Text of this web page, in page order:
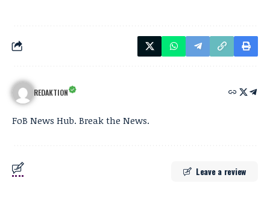
REDAKTION
FoB News Hub. Break the News.
Leave a review